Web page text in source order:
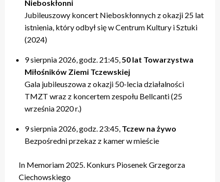
Nieboskłonni
Jubileuszowy koncert Nieboskłonnych z okazji 25 lat
istnienia, który odbył się w Centrum Kultury i Sztuki
(2024)
9 sierpnia 2026, godz. 21:45, 50 lat Towarzystwa
Miłośników Ziemi Tczewskiej
Gala jubileuszowa z okazji 50-lecia działalności
TMZT wraz z koncertem zespołu Bellcanti (25
września 2020 r.)
9 sierpnia 2026, godz. 23:45, Tczew na żywo
Bezpośredni przekaz z kamer w mieście
In Memoriam 2025. Konkurs Piosenek Grzegorza
Ciechowskiego